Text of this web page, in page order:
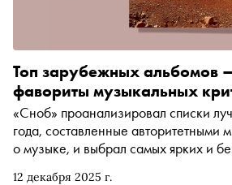
12 декабря 2025 г.
Топ зарубежных альбомов
фавориты музыкальных
«Сноб» проанализировал списки
года, составленные авторитетными
о музыке, и выбрал самых ярких и